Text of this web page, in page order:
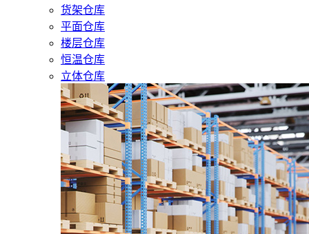
货架仓库
平面仓库
楼层仓库
恒温仓库
立体仓库